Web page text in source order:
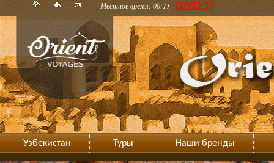
Местное время: 00:11 COVID-19
Узбекистан Туры Наши бренды